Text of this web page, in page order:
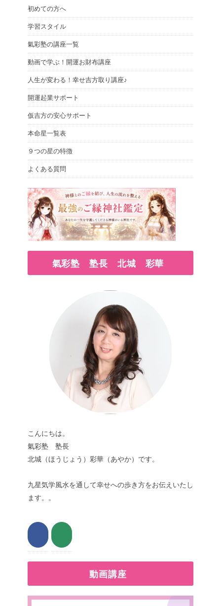
初めての方へ
学習スタイル
氣彩塾の講座一覧
動画で学ぶ！開運お財布講座
人生が変わる！幸せ吉方取り講座♪
開運起業サポート
仮吉方の安心サポート
本命星一覧表
９つの星の特徴
よくある質問
氣彩塾 塾長 北城 彩華
こんにちは。
氣彩塾 塾長
北城（ほうじょう）彩華（あやか）です。
九星気学風水を通して幸せへの歩き方をお伝えいたし
ます。。
動画講座